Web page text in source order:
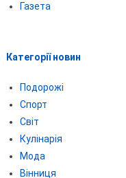
Газета
Категорії новин
Подорожі
Спорт
Світ
Кулінарія
Мода
Вінниця